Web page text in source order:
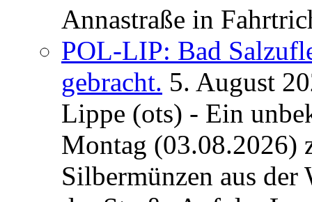
Annastraße in
POL-LIP: Bad
gebracht. 5. August
Lippe (ots) - Ein
Montag (03.08.2026)
Silbermünzen aus der